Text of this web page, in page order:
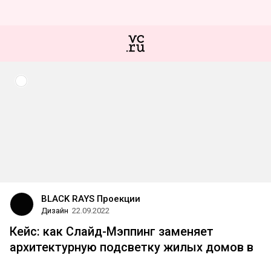
BLACK RAYS Проекции
Дизайн 22.09.2022
Кейс: как Слайд-Мэппинг заменяет
архитектурную подсветку жилых домов в